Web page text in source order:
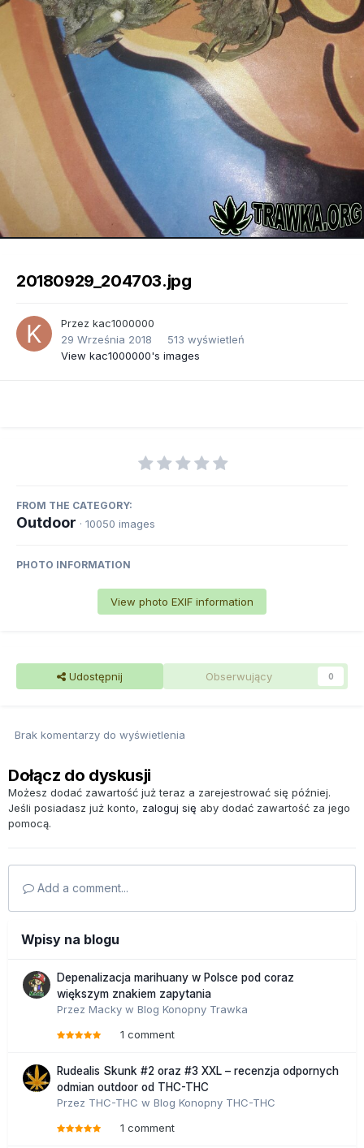
Image Tools
20180929_204703.jpg
Przez kac1000000
29 Września 2018
513 wyświetleń
View kac1000000's images
FROM THE CATEGORY:
Outdoor · 10050 images
PHOTO INFORMATION
View photo EXIF information
Udostępnij Obserwujący 0
Brak komentarzy do wyświetlenia
Dołącz do dyskusji
Możesz dodać zawartość już teraz a zarejestrować się później.
Jeśli posiadasz już konto, zaloguj się aby dodać zawartość za jego
pomocą.
Add a comment...
Wpisy na blogu
Depenalizacja marihuany w Polsce pod coraz
większym znakiem zapytania
Przez Macky w Blog Konopny Trawka
1 comment
Rudealis Skunk #2 oraz #3 XXL – recenzja odpornych
odmian outdoor od THC-THC
Przez THC-THC w Blog Konopny THC-THC
1 comment